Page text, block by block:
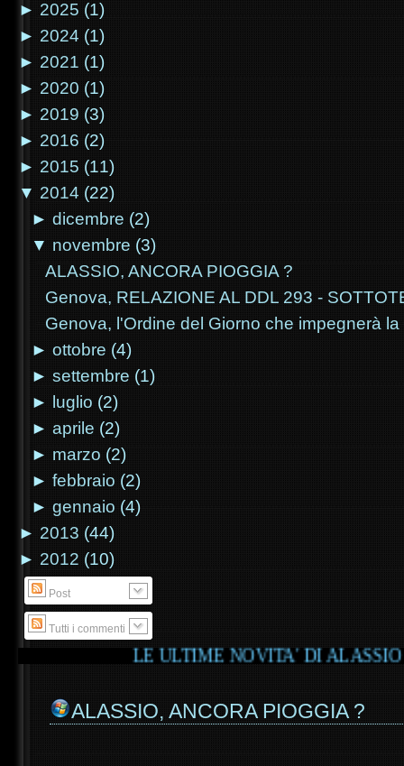
► 2025 (1)
► 2024 (1)
► 2021 (1)
► 2020 (1)
► 2019 (3)
► 2016 (2)
► 2015 (11)
▼ 2014 (22)
►dicembre (2)
▼ novembre (3)
ALASSIO, ANCORA PIOGGIA ?
Genova, RELAZIONE AL DDL 293 -
Genova, l'Ordine del Giorno che impegnerà
►ottobre (4)
►settembre (1)
► luglio (2)
►aprile (2)
► marzo (2)
►febbraio (2)
►gennaio (4)
► 2013 (44)
► 2012 (10)
Post
Tutti i commenti
LE ULTIME NOVITA' DI ALASSIO iTEK
ALASSIO, ANCORA PIOGGIA ?